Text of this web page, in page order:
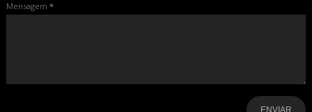
Mensagem *